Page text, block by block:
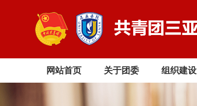
网站首页 关于团委 组织建设